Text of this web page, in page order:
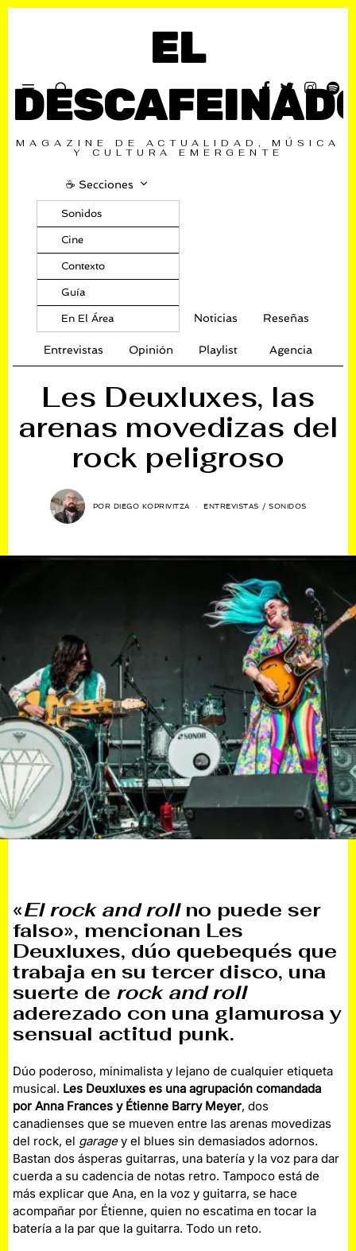
EL
MAGAZINE DE ACTUALIDAD, MÚSICA
Y CULTURA EMERGENTE
☕️ Secciones
Sonidos
Cine
Contexto
Guía
En El Área Noticias Reseñas
Entrevistas Opinión Playlist Agencia
Les Deuxluxes, las
arenas movedizas del
rock peligroso
POR DIEGO KOPRIVITZA ENTREVISTAS / SONIDOS
«El rock and rollno puede ser
falso», mencionan Les
Deuxluxes, dúo quebequés que
trabaja en su tercer disco, una
suerte de rock and roll
aderezado con una glamurosa y
sensual actitud punk.
Dúo poderoso, minimalista y lejano de cualquier etiqueta
musical. Les Deuxluxes es una agrupación comandada
por Anna Frances y Étienne Barry Meyer, dos
canadienses que se mueven entre las arenas movedizas
del rock, el garagey el blues sin demasiados adornos.
Bastan dos ásperas guitarras, una batería y la voz para dar
cuerda a su cadencia de notas retro. Tampoco está de
más explicar que Ana, en la voz y guitarra, se hace
acompañar por Étienne, quien no escatima en tocar la
batería a la par que la guitarra. Todo un reto.